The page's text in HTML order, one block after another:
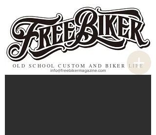
OLD SCHOOL CUSTOM AND BIKER LIFE
info@freebikermagazine.com